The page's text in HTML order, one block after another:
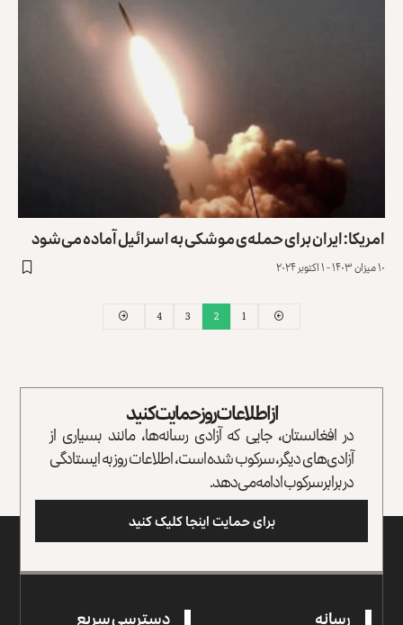
امریکا: ایران برای حمله‌ی موشکی به اسرائیل آماده می‌شود
۱۰ میزان ۱۴۰۳ - ۱ اکتوبر ۲۰۲۴
1
2
3
4
از اطلاعات روز حمایت کنید
در افغانستان، جایی که آزادی رسانه‌ها، مانند بسیاری از
آزادی‌های دیگر، سرکوب شده است، اطلاعات روز به ایستادگی
در برابر سرکوب ادامه می‌دهد.
برای حمایت اینجا کلیک کنید
رسانه دسترسی سریع